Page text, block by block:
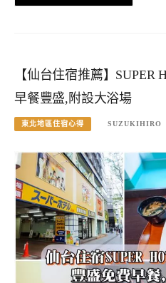
【仙台住宿推薦】SUPER
早餐豐盛,附設大浴場
東北地區住宿心得 SUZUKIHIRO